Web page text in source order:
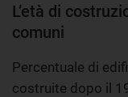
L’età di
comuni
Percentuale di
costruite dopo il